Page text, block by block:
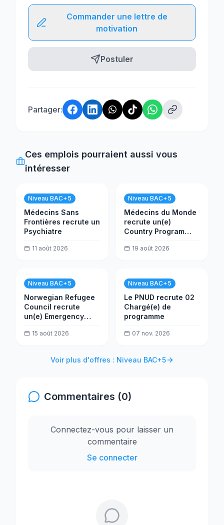
Commander une lettre de
motivation
Postuler
Partager:
Ces emplois pourraient aussi vous
intéresser
Niveau BAC+5
Médecins Sans
Frontières recrute un
Psychiatre
11 août 2026
Niveau BAC+5
Médecins du Monde
recrute un(e)
Country Program
19 août 2026
Niveau BAC+5
Norwegian Refugee
Council recrute
un(e) Emergency
15 août 2026
Niveau BAC+5
Le PNUD recrute 02
Chargé(e) de
programme
07 nov. 2026
Voir plus d'offres : Niveau BAC+5
Commentaires (0)
Connectez-vous pour laisser un
commentaire
Se connecter